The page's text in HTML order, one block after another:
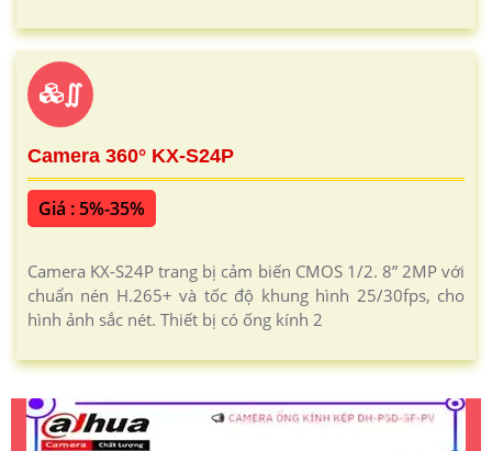
∬
Camera 360° KX-S24P
Giá : 5%-35%
Camera KX-S24P trang bị cảm biến CMOS 1/2. 8” 2MP với
chuẩn nén H.265+ và tốc độ khung hình 25/30fps, cho
hình ảnh sắc nét. Thiết bị có ống kính 2